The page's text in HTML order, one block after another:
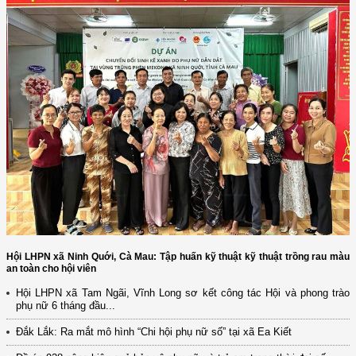
Hội LHPN xã Ninh Quới, Cà Mau: Tập huấn kỹ thuật kỹ thuật trồng rau màu
an toàn cho hội viên
Hội LHPN xã Tam Ngãi, Vĩnh Long sơ kết công tác Hội và phong trào
phụ nữ 6 tháng đầu...
Đắk Lắk: Ra mắt mô hình “Chi hội phụ nữ số” tại xã Ea Kiết
(12/TB-HĐKH) V/v đăng ký, đề xuất nhiệm vụ Khoa học, công nghệ và
đổi mới ...
(898/KH/ĐCT) Kế hoạch thực hiện Quyết định số 2415/QĐ-TTg ngày
31/10/2025 ...